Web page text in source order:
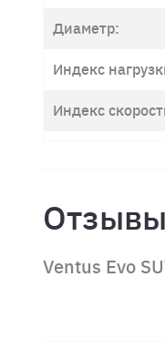
Диаметр:
Индекс
Индекс
Ventus Evo